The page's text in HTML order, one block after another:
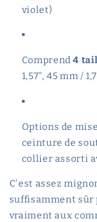
violet)
Comprend4
1,57", 45 mm /
Options de
ceinture de
collier assorti
C'est assez
suffisamment sûr
vraiment aux